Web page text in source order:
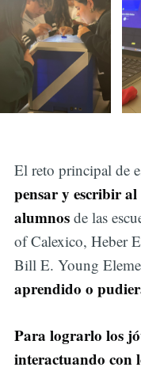
El reto principal de
pensar y escribir al
alumnosde las
of Calexico, Heber
Bill E. Young
aprendido o
Para lograrlo los
interactuando con